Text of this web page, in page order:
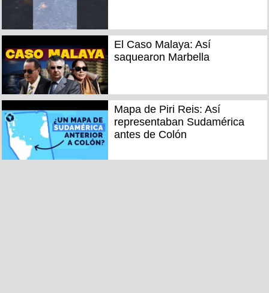
El Caso Malaya: Así
saquearon Marbella
Mapa de Piri Reis: Así
representaban Sudamérica
antes de Colón